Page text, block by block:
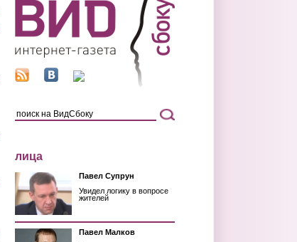
лица
Павел Супрун
Увидел логику в вопросе
жителей
Павел Малков